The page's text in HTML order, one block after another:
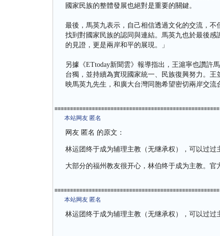
國家民族的整體發展也絕對是重要的關鍵。
最後，馬英九表示，自己相信透過文化的交流，
找到對國家民族的認同與連結。馬英九也於最後
的見證，更是兩岸和平的展現。」
另據《ETtoday新聞雲》報導指出，王滬寧也讚許
台獨，並持續為實現國家統一、民族復興努力。
映馬英九先生，和廣大台灣同胞希望密切兩岸交
本站网友 匿名
网友 匿名 的原文：
林运团终于成为辅理主教（无继承权），可以过
大部分的福州教友很开心，林伯终于成为主教。
本站网友 匿名
林运团终于成为辅理主教（无继承权），可以过